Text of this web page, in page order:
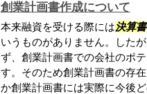
創業計画書作成について
本来融資を受ける際には決算書
いうものがありません。したが
ず、創業計画書での会社のポ
す。そのため創業計画書の存
か創業計画書には実際に今後